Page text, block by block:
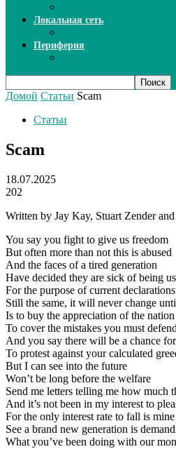
Локальная сеть
Периферия
Домой Статьи Scam
Статьи
Scam
18.07.2025
202
Written by Jay Kay, Stuart Zender
You say you fight to give us freedom
But often more than not this is abused
And the faces of a tired generation
Have decided they are sick of being
For the purpose of current declarations
Still the same, it will never change
Is to buy the appreciation of the nation
To cover the mistakes you must defend
And you say there will be a chance
To protest against your calculated
But I can see into the future
Won’t be long before the welfare
Send me letters telling me how much
And it’s not been in my interest to
For the only interest rate to fall is mine
See a brand new generation is
What you’ve been doing with our